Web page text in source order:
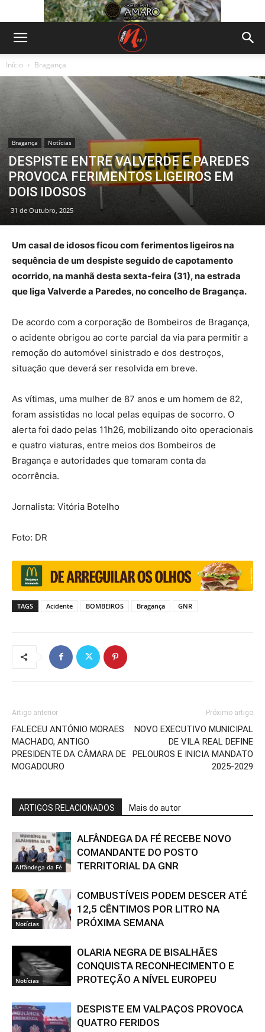
Início Bragança
Bragança Notícias
DESPISTE ENTRE VALVERDE E PAREDES
PROVOCA FERIMENTOS LIGEIROS EM
DOIS IDOSOS
31 de Outubro, 2025
Um casal de idosos ficou com ferimentos ligeiros na
sequência de um despiste seguido de capotamento
ocorrido, na manhã desta sexta-feira (31), na estrada
que liga Valverde a Paredes, no concelho de Bragança.
De acordo com a corporação de Bombeiros de Bragança,
o acidente obrigou ao corte parcial da via para permitir a
remoção do automóvel sinistrado e dos destroços,
situação que deverá ser resolvida em breve.
As vítimas, uma mulher de 87 anos e um homem de 82,
foram assistidas no local pelas equipas de socorro. O
alerta foi dado pelas 11h26, mobilizando oito operacionais
e quatro viaturas, entre meios dos Bombeiros de
Bragança e autoridades que tomaram conta da
ocorrência.
Jornalista: Vitória Botelho
Foto: DR
TAGS Acidente BOMBEIROS Bragança GNR
Artigo anterior
FALECEU ANTÓNIO MORAES
MACHADO, ANTIGO
PRESIDENTE DA CÂMARA DE
MOGADOURO
Próximo artigo
NOVO EXECUTIVO MUNICIPAL
DE VILA REAL DEFINE
PELOUROS E INICIA MANDATO
2025-2029
ARTIGOS RELACIONADOS Mais do autor
Alfândega da Fé
ALFÂNDEGA DA FÉ RECEBE NOVO
COMANDANTE DO POSTO
TERRITORIAL DA GNR
Notícias
COMBUSTÍVEIS PODEM DESCER ATÉ
12,5 CÊNTIMOS POR LITRO NA
PRÓXIMA SEMANA
Notícias
OLARIA NEGRA DE BISALHÃES
CONQUISTA RECONHECIMENTO E
PROTEÇÃO A NÍVEL EUROPEU
DESPISTE EM VALPAÇOS PROVOCA
QUATRO FERIDOS